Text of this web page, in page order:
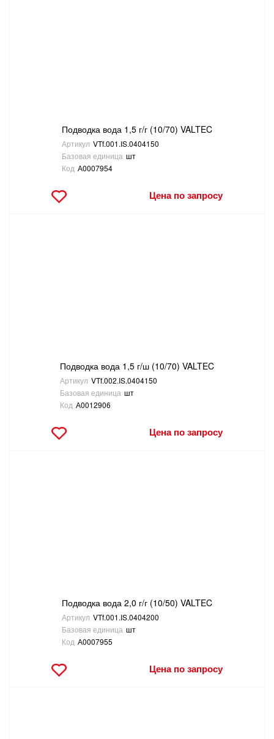
Подводка вода 1,5 г/г (10/70) VALTEC
Артикул VTf.001.IS.0404150
Базовая единица шт
Код А0007954
Цена по запросу
Подводка вода 1,5 г/ш (10/70) VALTEC
Артикул VTf.002.IS.0404150
Базовая единица шт
Код А0012906
Цена по запросу
Подводка вода 2,0 г/г (10/50) VALTEC
Артикул VTf.001.IS.0404200
Базовая единица шт
Код А0007955
Цена по запросу